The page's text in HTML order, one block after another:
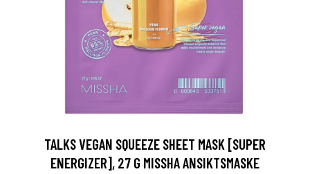
TALKS VEGAN SQUEEZE SHEET MASK [SUPER
ENERGIZER], 27 G MISSHA ANSIKTSMASKE